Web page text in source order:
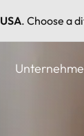
USA. Choose a